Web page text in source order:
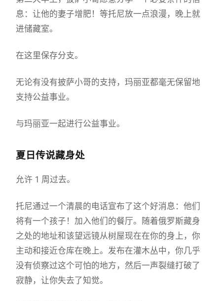
息：让他的妻子增肥！等托尼放一点浪漫，晚上就
进储藏室。
在这里保存分支。
无论有没有披萨小哥的支持，玛丽亚都毫无保留地
支持公益事业。
与玛丽亚一起进行公益事业。
夏日传说藏身处
允许 1 周过去。
托尼通过一个清晨的电话宣布了这个好消息：他们
将有一个孩子！加入他们的餐厅。随着俄罗斯藏身
之处的地址和该望远镜从树屋现在在你的身上，你
主动和接近仓库在晚上。发布在灌木丛中，你几乎
没有侦察过这个可怕的地方，然后一声裂缝打破了
寂静，让你失去了知觉。